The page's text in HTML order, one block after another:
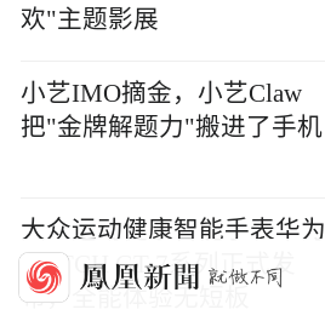
欢"主题影展
小艺IMO摘金，小艺Claw
把"金牌解题力"搬进了手机
大众运动健康智能手表华为
WATCH GT 7系列正式发
布，全能体验无短板